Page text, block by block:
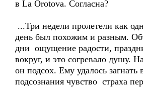
в La Orоtovа. Согласна?
...Три недели пролетели как
день был похожим и разным.
дни ощущение радости,
вокруг, и это согревало душу.
он подсох. Ему удалось загнать
подсознания чувство страха